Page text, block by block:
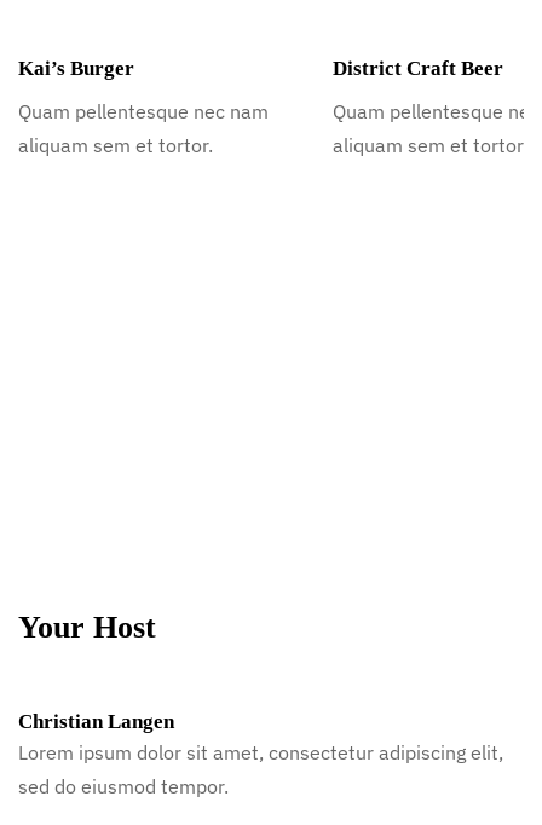
Kai’s Burger
Quam pellentesque nec nam
aliquam sem et tortor.
District Craft Beer
Quam pellentesque
aliquam sem et tortor.
Your Host
Christian Langen
Lorem ipsum dolor sit amet, consectetur adipiscing elit,
sed do eiusmod tempor.